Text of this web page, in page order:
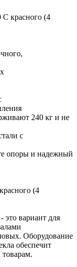
красного (4
240 кг и не
с
опоры и надежный
(4
вариант для
Оборудование
обеспечит